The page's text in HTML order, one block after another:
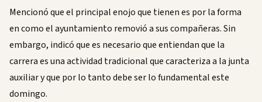
Mencionó que el principal enojo que tienen es por la forma
en como el ayuntamiento removió a sus compañeras. Sin
embargo, indicó que es necesario que entiendan que la
carrera es una actividad tradicional que caracteriza a la junta
auxiliar y que por lo tanto debe ser lo fundamental este
domingo.